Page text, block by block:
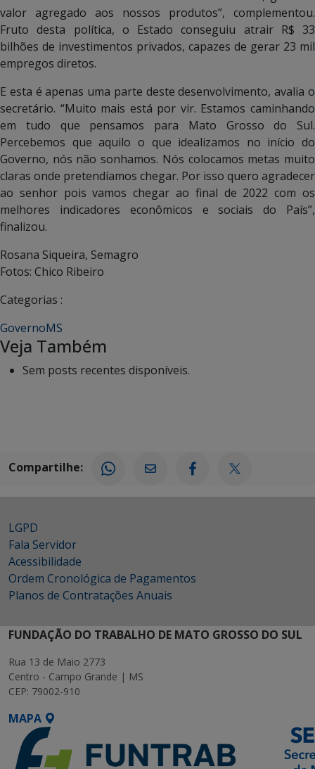
valor agregado aos nossos produtos”, complementou.
Fruto desta política, o Estado conseguiu atrair R$ 33
bilhões de investimentos privados, capazes de gerar 23 mil
empregos diretos.
E esta é apenas uma parte deste desenvolvimento, avalia o
secretário. “Muito mais está por vir. Estamos caminhando
em tudo que pensamos para Mato Grosso do Sul.
Percebemos que aquilo o que idealizamos no início do
Governo, nós não sonhamos. Nós colocamos metas muito
claras onde pretendíamos chegar. Por isso quero agradecer
ao senhor pois vamos chegar ao final de 2022 com os
melhores indicadores econômicos e sociais do País”,
finalizou.
Rosana Siqueira, Semagro
Fotos: Chico Ribeiro
Categorias :
GovernoMS
Veja Também
Sem posts recentes disponíveis.
Compartilhe:
LGPD
Fala Servidor
Acessibilidade
Ordem Cronológica de Pagamentos
Planos de Contratações Anuais
FUNDAÇÃO DO TRABALHO DE MATO GROSSO DO SUL
Rua 13 de Maio 2773
Centro - Campo Grande | MS
CEP: 79002-910
MAPA